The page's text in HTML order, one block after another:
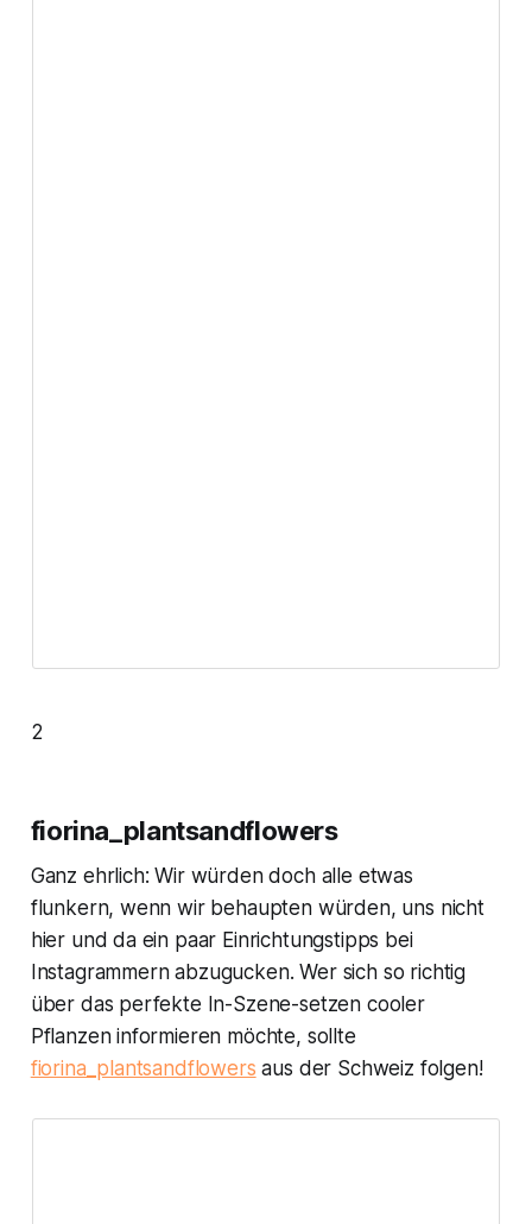
2
fiorina_plantsandflowers
Ganz ehrlich: Wir würden doch alle etwas
flunkern, wenn wir behaupten würden, uns nicht
hier und da ein paar Einrichtungstipps bei
Instagrammern abzugucken. Wer sich so richtig
über das perfekte In-Szene-setzen cooler
Pflanzen informieren möchte, sollte
fiorina_plantsandflowers aus der Schweiz folgen!